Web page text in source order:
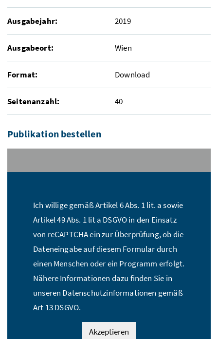
Ausgabejahr: 2019
Ausgabeort: Wien
Format: Download
Seitenanzahl: 40
Publikation bestellen
Ich willige gemäß Artikel 6 Abs. 1 lit. a sowie
Artikel 49 Abs. 1 lit a DSGVO in den Einsatz
von reCAPTCHA ein zur Überprüfung, ob die
Dateneingabe auf diesem Formular durch
einen Menschen oder ein Programm erfolgt.
Nähere Informationen dazu finden Sie in
unseren Datenschutzinformationen gemäß
Art 13 DSGVO.
Akzeptieren
Name:*
E-Mail Adresse:*